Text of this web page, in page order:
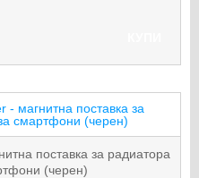
поставка за радиатора
(черен)